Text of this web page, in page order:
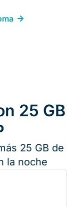
25 GB
25 GB de
la noche